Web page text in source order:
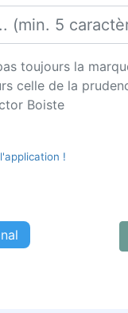
toujours la
celle de la
Boiste
!